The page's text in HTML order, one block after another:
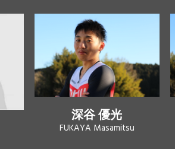
深谷 優光
FUKAYA Masamitsu